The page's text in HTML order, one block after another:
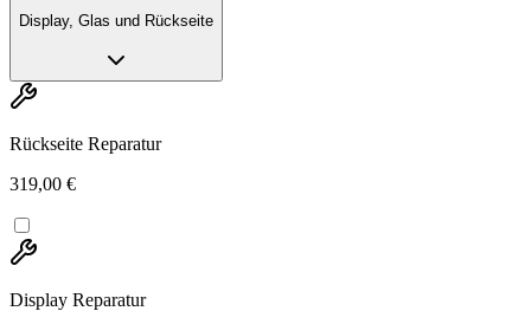
Display, Glas und Rückseite
Rückseite Reparatur
319,00 €
Display Reparatur